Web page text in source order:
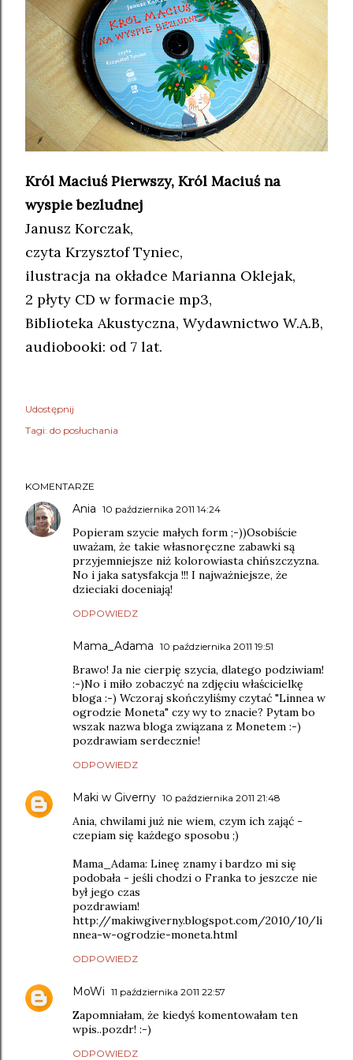
Król Maciuś Pierwszy, Król Maciuś na
wyspie bezludnej
Janusz Korczak,
czyta Krzysztof Tyniec,
ilustracja na okładce Marianna Oklejak,
2 płyty CD w formacie mp3,
Biblioteka Akustyczna, Wydawnictwo W.A.B,
audiobooki: od 7 lat.
Udostępnij
Tagi: do posłuchania
KOMENTARZE
Ania 10 października 2011 14:24
Popieram szycie małych form ;-))Osobiście
uważam, że takie własnoręczne zabawki są
przyjemniejsze niż kolorowiasta chińszczyzna.
No i jaka satysfakcja !!! I najważniejsze, że
dzieciaki doceniają!
ODPOWIEDZ
Mama_Adama 10 października 2011 19:51
Brawo! Ja nie cierpię szycia, dlatego podziwiam!
:-)No i miło zobaczyć na zdjęciu właścicielkę
bloga :-) Wczoraj skończyliśmy czytać "Linnea w
ogrodzie Moneta" czy wy to znacie? Pytam bo
wszak nazwa bloga związana z Monetem :-)
pozdrawiam serdecznie!
ODPOWIEDZ
Maki w Giverny 10 października 2011 21:48
Ania, chwilami już nie wiem, czym ich zająć -
czepiam się każdego sposobu ;)
Mama_Adama: Lineę znamy i bardzo mi się
podobała - jeśli chodzi o Franka to jeszcze nie
był jego czas
pozdrawiam!
http://makiwgiverny.blogspot.com/2010/10/li
nnea-w-ogrodzie-moneta.html
ODPOWIEDZ
MoWi 11 października 2011 22:57
Zapomniałam, że kiedyś komentowałam ten
wpis..pozdr! :-)
ODPOWIEDZ